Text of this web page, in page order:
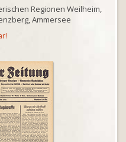
Regionen Weilheim,
Ammersee